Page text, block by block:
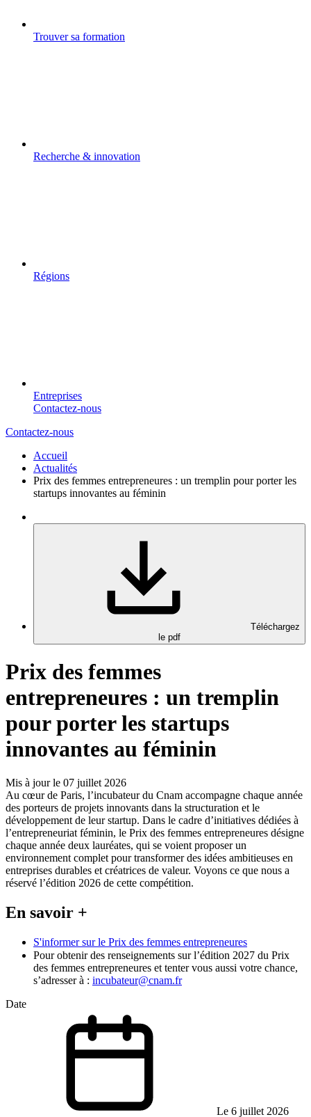
Trouver sa formation
Recherche & innovation
Régions
Entreprises
Contactez-nous
Contactez-nous
Accueil
Actualités
Prix des femmes entrepreneures : un tremplin pour porter les
startups innovantes au féminin
Téléchargez
le pdf
Prix des femmes
entrepreneures : un tremplin
pour porter les startups
innovantes au féminin
Mis à jour le 07 juillet 2026
Au cœur de Paris, l’incubateur du Cnam accompagne chaque année
des porteurs de projets innovants dans la structuration et le
développement de leur startup. Dans le cadre d’initiatives dédiées à
l’entrepreneuriat féminin, le Prix des femmes entrepreneures désigne
chaque année deux lauréates, qui se voient proposer un
environnement complet pour transformer des idées ambitieuses en
entreprises durables et créatrices de valeur. Voyons ce que nous a
réservé l’édition 2026 de cette compétition.
En savoir +
S'informer sur le Prix des femmes entrepreneures
Pour obtenir des renseignements sur l’édition 2027 du Prix
des femmes entrepreneures et tenter vous aussi votre chance,
s’adresser à : incubateur@cnam.fr
Date
Le 6 juillet 2026